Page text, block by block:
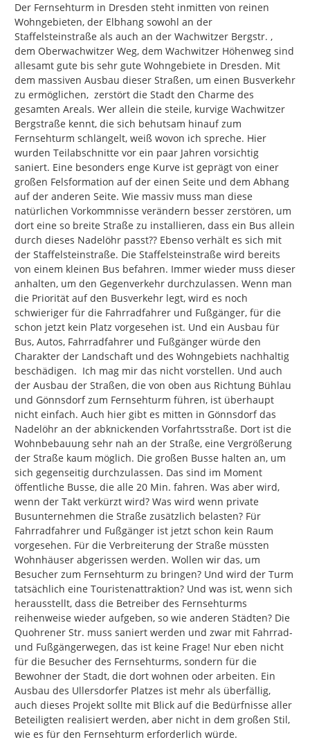
Der Fernsehturm in Dresden steht inmitten von reinen
Wohngebieten, der Elbhang sowohl an der
Staffelsteinstraße als auch an der Wachwitzer Bergstr. ,
dem Oberwachwitzer Weg, dem Wachwitzer Höhenweg sind
allesamt gute bis sehr gute Wohngebiete in Dresden. Mit
dem massiven Ausbau dieser Straßen, um einen Busverkehr
zu ermöglichen,  zerstört die Stadt den Charme des
gesamten Areals. Wer allein die steile, kurvige Wachwitzer
Bergstraße kennt, die sich behutsam hinauf zum
Fernsehturm schlängelt, weiß wovon ich spreche. Hier
wurden Teilabschnitte vor ein paar Jahren vorsichtig
saniert. Eine besonders enge Kurve ist geprägt von einer
großen Felsformation auf der einen Seite und dem Abhang
auf der anderen Seite. Wie massiv muss man diese
natürlichen Vorkommnisse verändern besser zerstören, um
dort eine so breite Straße zu installieren, dass ein Bus allein
durch dieses Nadelöhr passt?? Ebenso verhält es sich mit
der Staffelsteinstraße. Die Staffelsteinstraße wird bereits
von einem kleinen Bus befahren. Immer wieder muss dieser
anhalten, um den Gegenverkehr durchzulassen. Wenn man
die Priorität auf den Busverkehr legt, wird es noch
schwieriger für die Fahrradfahrer und Fußgänger, für die
schon jetzt kein Platz vorgesehen ist. Und ein Ausbau für
Bus, Autos, Fahrradfahrer und Fußgänger würde den
Charakter der Landschaft und des Wohngebiets nachhaltig
beschädigen.  Ich mag mir das nicht vorstellen. Und auch
der Ausbau der Straßen, die von oben aus Richtung Bühlau
und Gönnsdorf zum Fernsehturm führen, ist überhaupt
nicht einfach. Auch hier gibt es mitten in Gönnsdorf das
Nadelöhr an der abknickenden Vorfahrtsstraße. Dort ist die
Wohnbebauung sehr nah an der Straße, eine Vergrößerung
der Straße kaum möglich. Die großen Busse halten an, um
sich gegenseitig durchzulassen. Das sind im Moment
öffentliche Busse, die alle 20 Min. fahren. Was aber wird,
wenn der Takt verkürzt wird? Was wird wenn private
Busunternehmen die Straße zusätzlich belasten? Für
Fahrradfahrer und Fußgänger ist jetzt schon kein Raum
vorgesehen. Für die Verbreiterung der Straße müssten
Wohnhäuser abgerissen werden. Wollen wir das, um
Besucher zum Fernsehturm zu bringen? Und wird der Turm
tatsächlich eine Touristenattraktion? Und was ist, wenn sich
herausstellt, dass die Betreiber des Fernsehturms
reihenweise wieder aufgeben, so wie anderen Städten? Die
Quohrener Str. muss saniert werden und zwar mit Fahrrad-
und Fußgängerwegen, das ist keine Frage! Nur eben nicht
für die Besucher des Fernsehturms, sondern für die
Bewohner der Stadt, die dort wohnen oder arbeiten. Ein
Ausbau des Ullersdorfer Platzes ist mehr als überfällig,
auch dieses Projekt sollte mit Blick auf die Bedürfnisse aller
Beteiligten realisiert werden, aber nicht in dem großen Stil,
wie es für den Fernsehturm erforderlich würde.